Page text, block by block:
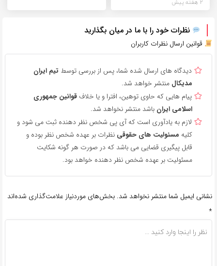
2 هفته پیش
نظرات خود را با ما در میان بگذارید
قوانین ارسال نظرات کاربران
دیدگاه های ارسال شده شما، پس از بررسی توسط تیم ایران
مدیکال منتشر خواهد شد.
پیام هایی که حاوی توهین، افترا و یا خلاف قوانین جمهوری
اسلامی ایران باشد منتشر نخواهد شد.
لازم به یادآوری است که آی پی شخص نظر دهنده ثبت می شود و
کلیه مسئولیت های حقوقی نظرات بر عهده شخص نظر بوده و
قابل پیگیری قضایی می باشد که در صورت هر گونه شکایت
مسئولیت بر عهده شخص نظر دهنده خواهد بود.
نشانی ایمیل شما منتشر نخواهد شد. بخش‌های موردنیاز علامت‌گذاری شده‌اند
*